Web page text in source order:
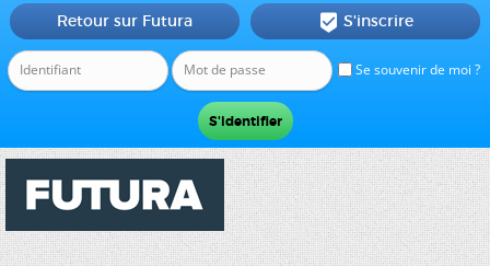
Se souvenir de moi ?
Retour sur Futura  S'inscrire